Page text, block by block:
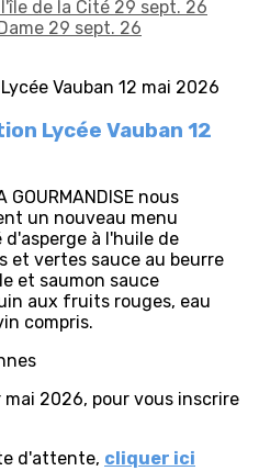
de la Cité 29 sept. 26
29 sept. 26
Lycée Vauban 12
nous
un nouveau menu
à l'huile de
et vertes sauce au beurre
et saumon sauce
aux fruits rouges, eau
compris.
2026, pour vous inscrire
d'attente, cliquer ici